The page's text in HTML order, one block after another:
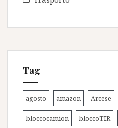
Tag
agosto amazon Arcese
bloccocamion bloccoTIR